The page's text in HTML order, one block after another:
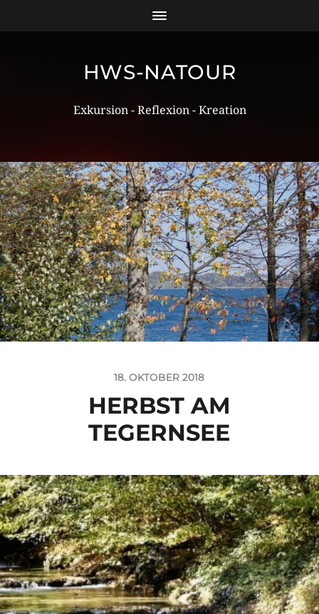
HWS-NATOUR
Exkursion - Reflexion - Kreation
18. OKTOBER 2018
HERBST AM
TEGERNSEE